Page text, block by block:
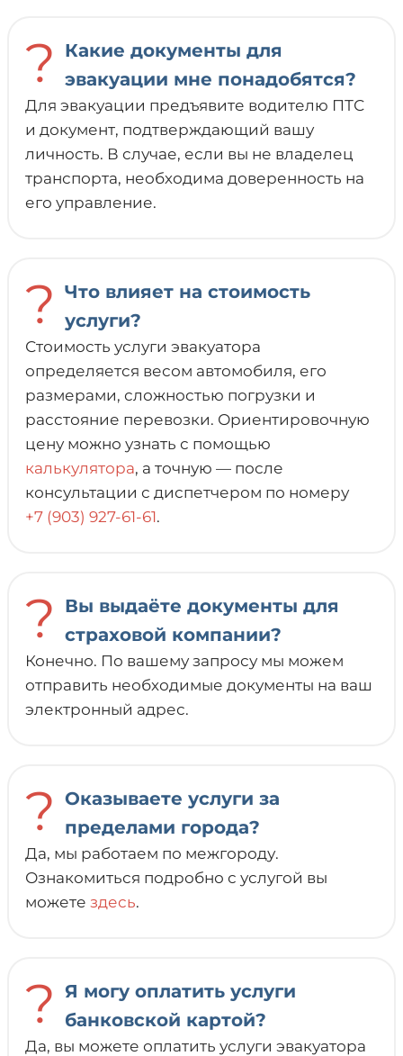
?
Какие документы для
эвакуации мне понадобятся?
Для эвакуации предъявите водителю ПТС
и документ, подтверждающий вашу
личность. В случае, если вы не владелец
транспорта, необходима доверенность на
его управление.
? Что влияет на стоимость
услуги?
Стоимость услуги эвакуатора
определяется весом автомобиля, его
размерами, сложностью погрузки и
расстояние перевозки. Ориентировочную
цену можно узнать с помощью
калькулятора, а точную — после
консультации с диспетчером по номеру
+7 (903) 927-61-61.
?
Вы выдаёте документы для
страховой компании?
Конечно. По вашему запросу мы можем
отправить необходимые документы на ваш
электронный адрес.
? Оказываете услуги за
пределами города?
Да, мы работаем по межгороду.
Ознакомиться подробно с услугой вы
можете здесь.
? Я могу оплатить услуги
банковской картой?
Да, вы можете оплатить услуги эвакуатора